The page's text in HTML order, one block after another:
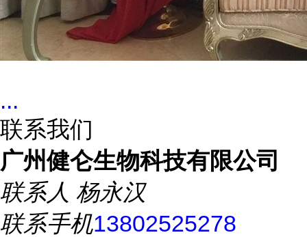
...
联系我们
广州健仑生物科技有限公司
联系人 杨永汉
联系手机13802525278